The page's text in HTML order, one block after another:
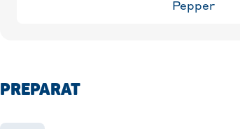
Pepper
PREPARAT